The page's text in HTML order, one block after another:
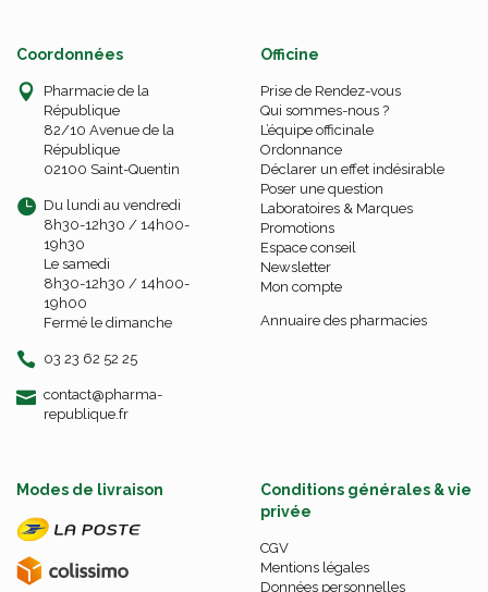
Coordonnées
Pharmacie de la
République
82/10 Avenue de la
République
02100 Saint-Quentin
Du lundi au vendredi
8h30-12h30 / 14h00-
19h30
Le samedi
8h30-12h30 / 14h00-
19h00
Fermé le dimanche
03 23 62 52 25
contact-
@-
pharma-
republique.fr
Officine
Prise de Rendez-vous
Qui sommes-nous ?
L’équipe officinale
Ordonnance
Déclarer un effet indésirable
Poser une question
Laboratoires & Marques
Promotions
Espace conseil
Newsletter
Mon compte
Annuaire des pharmacies
Modes de livraison
Conditions générales & vie
privée
CGV
Mentions légales
Données personnelles